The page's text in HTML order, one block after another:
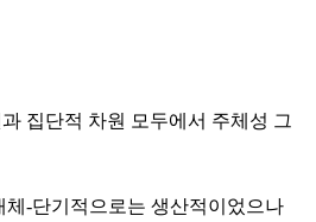
집단적 차원 모두에서 주체성 그
-단기적으로는 생산적이었으나